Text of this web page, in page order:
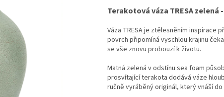
Terakotová váza TRESA
Váza TRESA je ztělesněním inspirace
povrch připomíná vyschlou krajinu
se vše znovu probouzí k životu.
Matná zelená v odstínu sea foam
prosvítající terakota dodává váze
ručně vyráběný originál, který vnáší